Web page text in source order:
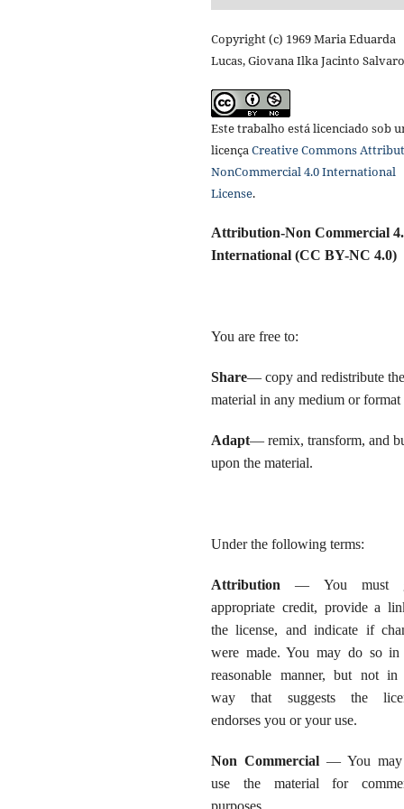
Copyright (c) 1969 Maria Eduarda
Lucas, Giovana Ilka Jacinto Salvaro
Este trabalho está licenciado sob
licençaCreative Commons
NonCommercial 4.0 International
License.
Attribution-Non Commercial
International (CC BY-NC 4.0)
You are free to:
Share— copy and redistribute the
material in any medium or format
Adapt— remix, transform, and
upon the material.
Under the following terms:
Attribution — You must
appropriate credit, provide a
the license, and indicate if
were made. You may do so in
reasonable manner, but not in
way that suggests the
endorses you or your use.
Non Commercial — You
use the material for
purposes.